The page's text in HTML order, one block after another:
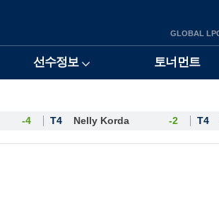
GLOBAL
선수정보 토너먼트
-4 T4 Nelly Korda -2 T4